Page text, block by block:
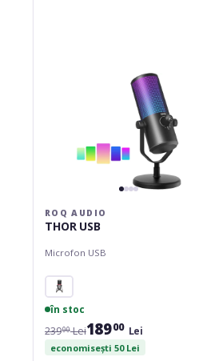
ROQ AUDIO
THOR USB
Microfon USB
în stoc
23900Lei18900 Lei
economisești 50 Lei